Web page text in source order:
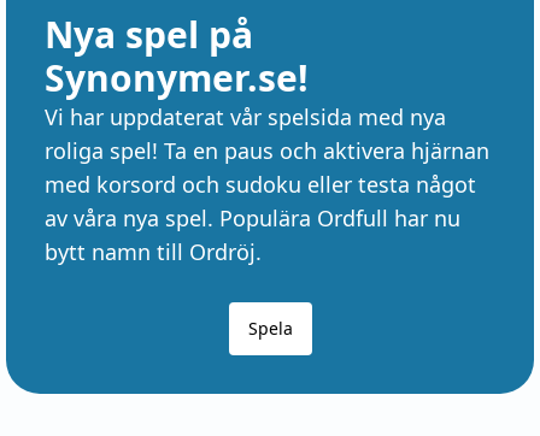
Nya spel på
Synonymer.se!
Vi har uppdaterat vår spelsida med nya
roliga spel! Ta en paus och aktivera hjärnan
med korsord och sudoku eller testa något
av våra nya spel. Populära Ordfull har nu
bytt namn till Ordröj.
Spela